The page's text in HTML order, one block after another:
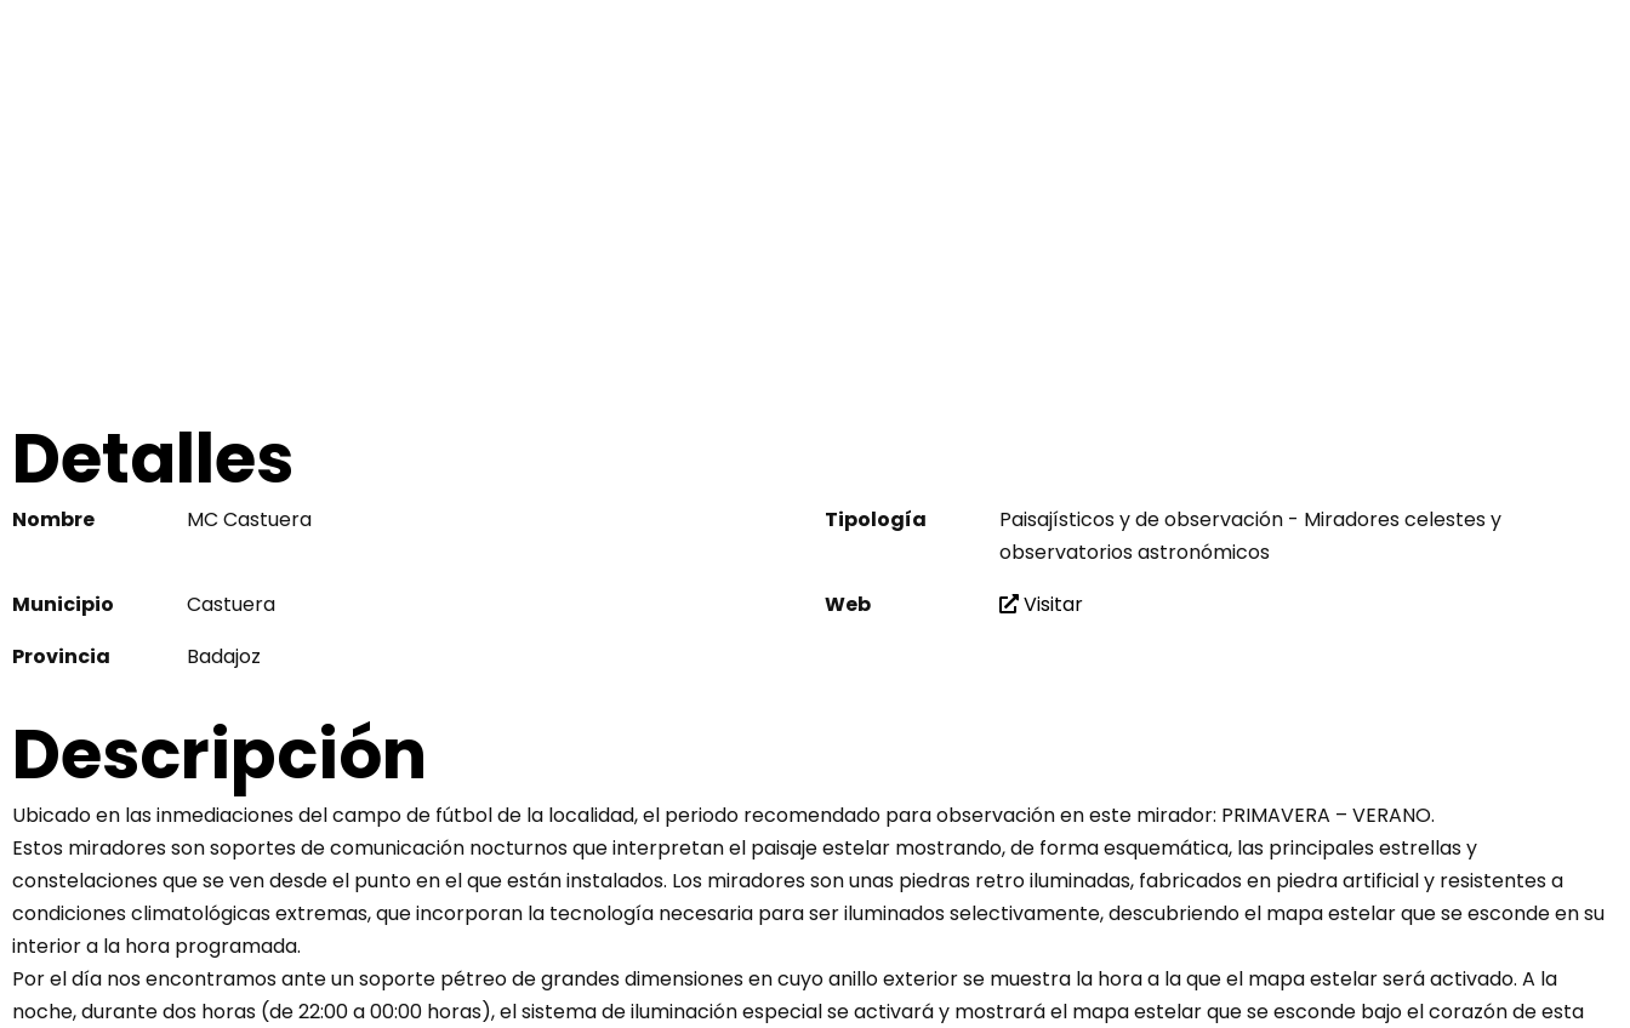
Detalles
Nombre MC Castuera Tipología
Paisajísticos y de observación - Miradores celestes y
observatorios astronómicos
Provincia Badajoz
Municipio Castuera Web Visitar
Descripción
Ubicado en las inmediaciones del campo de fútbol de la localidad, el periodo recomendado para observación en este mirador: PRIMAVERA – VERANO.
Estos miradores son soportes de comunicación nocturnos que interpretan el paisaje estelar mostrando, de forma esquemática, las principales estrellas y
constelaciones que se ven desde el punto en el que están instalados. Los miradores son unas piedras retro iluminadas, fabricados en piedra artificial y resistentes a
condiciones climatológicas extremas, que incorporan la tecnología necesaria para ser iluminados selectivamente, descubriendo el mapa estelar que se esconde en su
interior a la hora programada.
Por el día nos encontramos ante un soporte pétreo de grandes dimensiones en cuyo anillo exterior se muestra la hora a la que el mapa estelar será activado. A la
noche, durante dos horas (de 22:00 a 00:00 horas), el sistema de iluminación especial se activará y mostrará el mapa estelar que se esconde bajo el corazón de esta